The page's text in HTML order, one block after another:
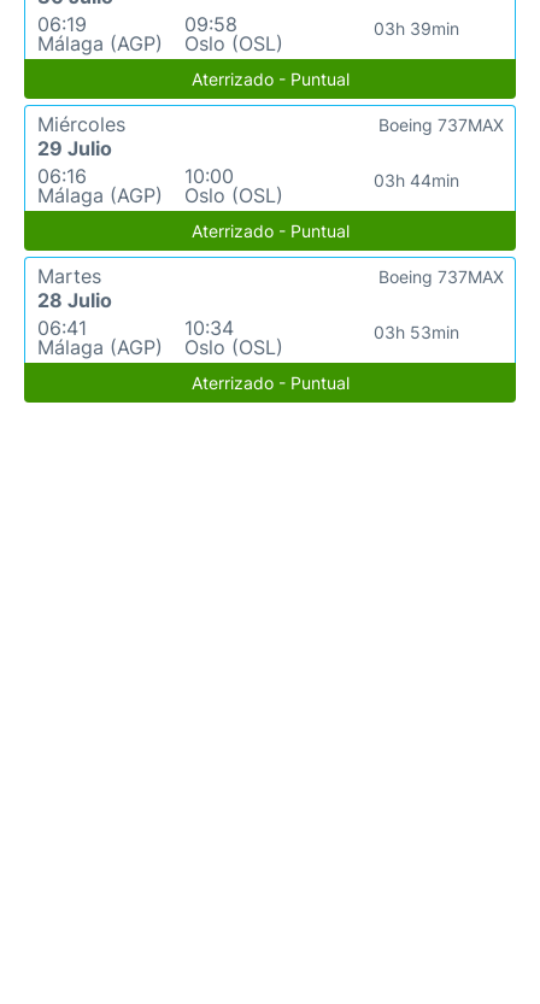
06:19
Málaga (AGP)
09:58
Oslo (OSL)
03h 39min
Aterrizado - Puntual
Miércoles
29 Julio
06:16
Málaga (AGP)
10:00
Oslo (OSL)
03h 44min
Boeing 737MAX
Aterrizado - Puntual
Martes
28 Julio
06:41
Málaga (AGP)
10:34
Oslo (OSL)
03h 53min
Boeing 737MAX
Aterrizado - Puntual